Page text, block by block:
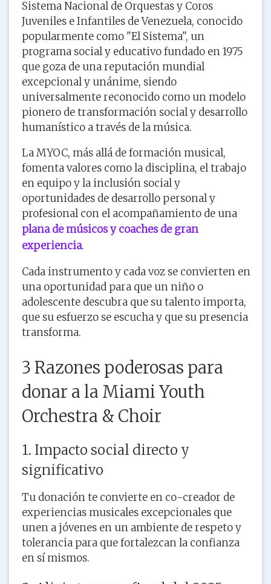
Sistema Nacional de Orquestas y Coros
Juveniles e Infantiles de Venezuela, conocido
popularmente como "El Sistema", un
programa social y educativo fundado en 1975
que goza de una reputación mundial
excepcional y unánime, siendo
universalmente reconocido como un modelo
pionero de transformación social y desarrollo
humanístico a través de la música.
La MYOC, más allá de formación musical,
fomenta valores como la disciplina, el trabajo
en equipo y la inclusión social y
oportunidades de desarrollo personal y
profesional con el acompañamiento de una
plana de músicos y coaches de gran
experiencia.
Cada instrumento y cada voz se convierten en
una oportunidad para que un niño o
adolescente descubra que su talento importa,
que su esfuerzo se escucha y que su presencia
transforma.
3 Razones poderosas para
donar a la Miami Youth
Orchestra & Choir
1. Impacto social directo y
significativo
Tu donación te convierte en co-creador de
experiencias musicales excepcionales que
unen a jóvenes en un ambiente de respeto y
tolerancia para que fortalezcan la confianza
en sí mismos.